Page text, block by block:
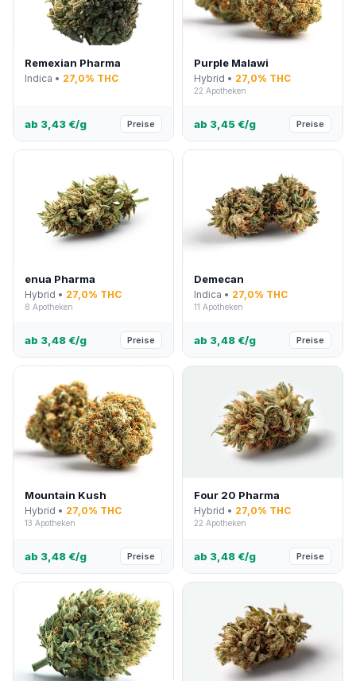
Remexian Pharma
Indica • 27,0% THC
ab 3,43 €/g Preise
Purple Malawi
Hybrid • 27,0% THC
22 Apotheken
ab 3,45 €/g Preise
enua Pharma
Hybrid • 27,0% THC
8 Apotheken
ab 3,48 €/g Preise
Demecan
Indica • 27,0% THC
11 Apotheken
ab 3,48 €/g Preise
Mountain Kush
Hybrid • 27,0% THC
13 Apotheken
ab 3,48 €/g Preise
Four 20 Pharma
Hybrid • 27,0% THC
22 Apotheken
ab 3,48 €/g Preise